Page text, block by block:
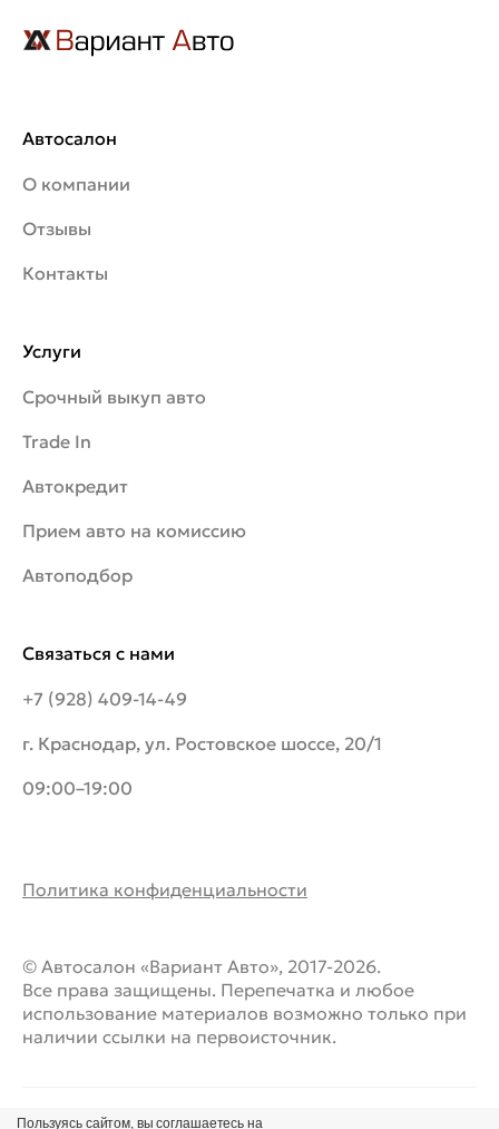
Автосалон
О компании
Отзывы
Контакты
Связаться с нами
+7 (928) 409-14-49
г. Краснодар, ул. Ростовское шоссе, 20/1
09:00–19:00
Услуги
Срочный выкуп авто
Trade In
Автокредит
Прием авто на комиссию
Автоподбор
Политика конфиденциальности
© Автосалон «Вариант Авто», 2017-2026.
Все права защищены. Перепечатка и любое
использование материалов возможно только при
наличии ссылки на первоисточник.
Пользуясь сайтом, вы соглашаетесь на